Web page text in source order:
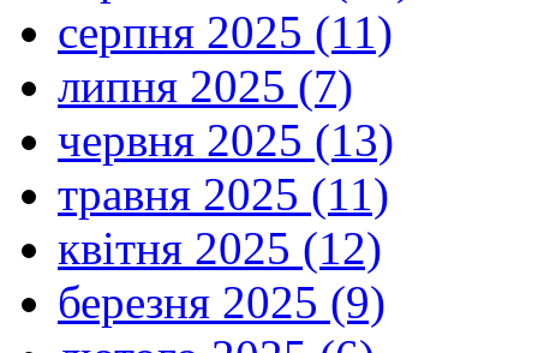
серпня 2025 (11)
липня 2025 (7)
червня 2025 (13)
травня 2025 (11)
квітня 2025 (12)
березня 2025 (9)